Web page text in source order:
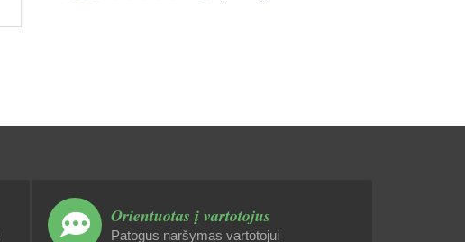
Orientuotas į vartotojus
Patogus naršymas vartotojui